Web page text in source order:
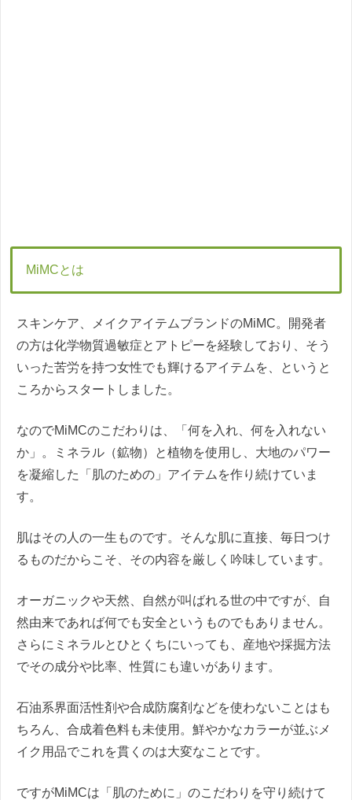
MiMCとは
スキンケア、メイクアイテムブランドのMiMC。開発者
の方は化学物質過敏症とアトピーを経験しており、そう
いった苦労を持つ女性でも輝けるアイテムを、というと
ころからスタートしました。
なのでMiMCのこだわりは、「何を入れ、何を入れない
か」。ミネラル（鉱物）と植物を使用し、大地のパワー
を凝縮した「肌のための」アイテムを作り続けていま
す。
肌はその人の一生ものです。そんな肌に直接、毎日つけ
るものだからこそ、その内容を厳しく吟味しています。
オーガニックや天然、自然が叫ばれる世の中ですが、自
然由来であれば何でも安全というものでもありません。
さらにミネラルとひとくちにいっても、産地や採掘方法
でその成分や比率、性質にも違いがあります。
石油系界面活性剤や合成防腐剤などを使わないことはも
ちろん、合成着色料も未使用。鮮やかなカラーが並ぶメ
イク用品でこれを貫くのは大変なことです。
ですがMiMCは「肌のために」のこだわりを守り続けて